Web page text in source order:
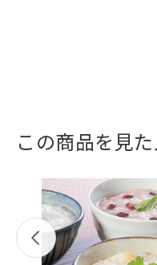
この商品を見